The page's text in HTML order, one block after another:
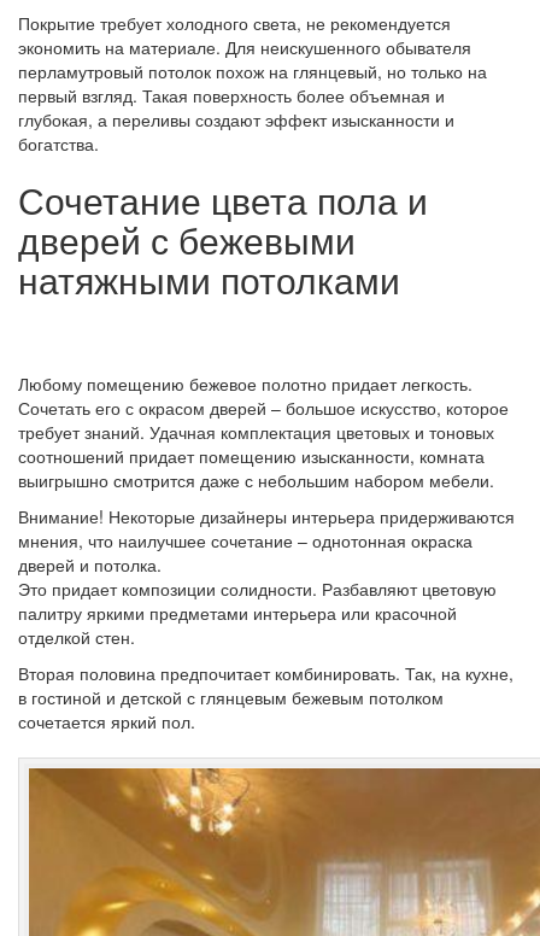
Покрытие требует холодного света, не рекомендуется
экономить на материале. Для неискушенного обывателя
перламутровый потолок похож на глянцевый, но только на
первый взгляд. Такая поверхность более объемная и
глубокая, а переливы создают эффект изысканности и
богатства.
Сочетание цвета пола и
дверей с бежевыми
натяжными потолками
Любому помещению бежевое полотно придает легкость.
Сочетать его с окрасом дверей – большое искусство, которое
требует знаний. Удачная комплектация цветовых и тоновых
соотношений придает помещению изысканности, комната
выигрышно смотрится даже с небольшим набором мебели.
Внимание! Некоторые дизайнеры интерьера придерживаются
мнения, что наилучшее сочетание – однотонная окраска
дверей и потолка.
Это придает композиции солидности. Разбавляют цветовую
палитру яркими предметами интерьера или красочной
отделкой стен.
Вторая половина предпочитает комбинировать. Так, на кухне,
в гостиной и детской с глянцевым бежевым потолком
сочетается яркий пол.